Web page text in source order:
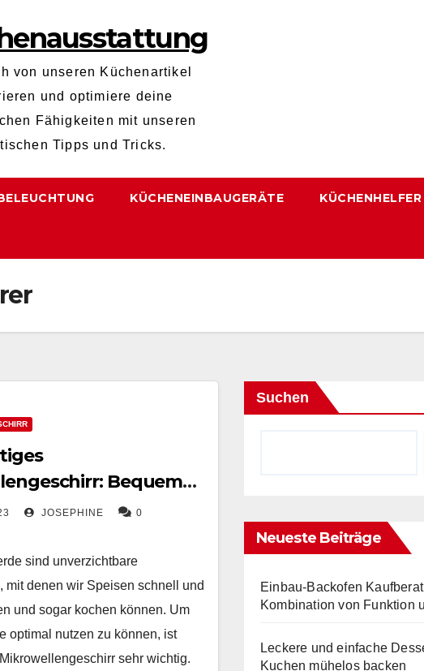
von unseren Küchenartikel
und optimiere deine
Fähigkeiten mit unseren
Tipps und Tricks.
KÜCHENEINBAUGERÄTE KÜCHENHELFER
Bequeme
Lösungen zum
und Kochen
JOSEPHINE 0
sind unverzichtbare
mit denen wir Speisen schnell und
und sogar kochen können. Um
optimal nutzen zu können, ist
sehr wichtig.
Suchen
Neueste Beiträge
Einbau-Backofen
Kombination von Funktion
Leckere und einfache
Kuchen mühelos backen